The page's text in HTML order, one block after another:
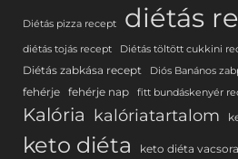
Diétás pizza recept diétás
diétás tojás recept Diétás töltött cukkini
Diétás zabkása recept Diós Banános
fehérje fehérje nap fitt bundáskenyér
Kalória kalóriatartalom
keto diéta keto diéta vacsora